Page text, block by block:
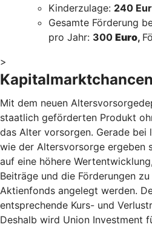
Kinderzulage: 240
Gesamte Förderung
pro Jahr: 300 Euro,
>
Mit dem neuen
staatlich geförderten Produkt
das Alter vorsorgen. Gerade
wie der Altersvorsorge ergeben
auf eine höhere
Beiträge und die Förderungen
Aktienfonds angelegt werden.
entsprechende Kurs- und
Deshalb wird Union Investment